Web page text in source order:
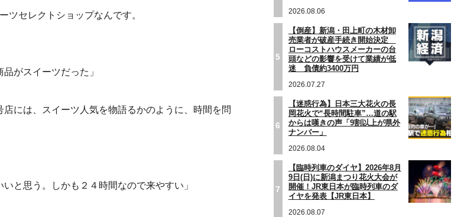
ツセレクトショップなんです。
がスイーツだった」
には、スイーツ人気を物語るかのように、時間を問
と思う。しかも２４時間なので来やすい」
2026.08.06
5
【倒産】新潟・田上町の木材卸
売業者が破産手続き開始決定
ローコストハウスメーカーの台
頭などの影響を受けて業績が低
迷 負債約3400万円
2026.07.27
6
【迷惑行為】日本三大花火の長
岡花火で“長時間駐車”…道の駅
からは嘆きの声「9割以上が県外
ナンバー」
2026.08.04
7
【臨時列車のダイヤ】2026年8月
9日(日)に新潟まつり花火大会が
開催！JR東日本が臨時列車のダ
イヤを発表【JR東日本】
2026.08.07